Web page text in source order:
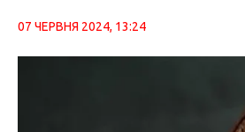
07 ЧЕРВНЯ 2024, 13:24